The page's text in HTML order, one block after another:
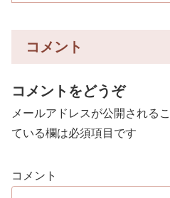
コメント
コメントをどうぞ
メールアドレスが公開される
ている欄は必須項目です
コメント